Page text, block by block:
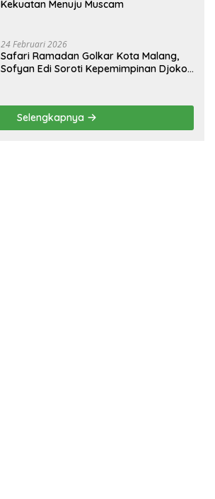
Kekuatan Menuju Muscam
24 Februari 2026
Safari Ramadan Golkar Kota Malang,
Sofyan Edi Soroti Kepemimpinan Djoko
Selengkapnya